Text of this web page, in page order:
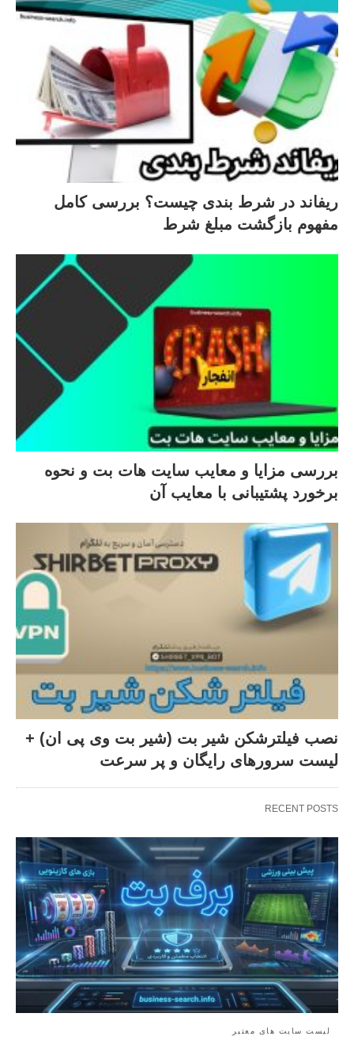
ریفاند در شرط‌ بندی چیست؟ بررسی کامل
مفهوم بازگشت مبلغ شرط
بررسی مزایا و معایب سایت هات بت و نحوه
برخورد پشتیبانی با معایب آن
نصب فیلترشکن شیر بت (شیر بت وی پی ان) +
لیست سرورهای رایگان و پر سرعت
RECENT POSTS
لیست سایت های معتبر